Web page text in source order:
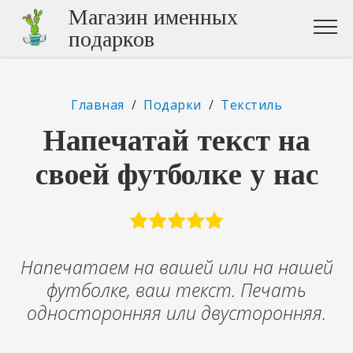
Магазин именных
подарков
Главная / Подарки / Текстиль
Напечатай текст на
своей футболке у нас
Напечатаем на вашей или на нашей
футболке, ваш текст. Печать
односторонняя или двусторонняя.